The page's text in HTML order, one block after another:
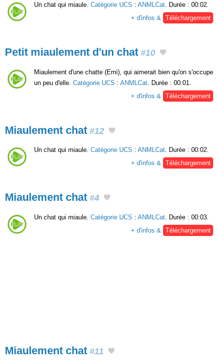
Un chat qui miaule. Catégorie UCS : ANMLCat. Durée : 00:02.
+ d'infos & Téléchargement
Petit miaulement d'un chat #10
Miaulement d'une chatte (Emi), qui aimerait bien qu'on s'occupe
un peu d'elle. Catégorie UCS : ANMLCat . Durée : 00:01.
+ d'infos &
Téléchargement
Miaulement chat #12
Un chat qui miaule. Catégorie UCS : ANMLCat. Durée : 00:02.
+ d'infos & Téléchargement
Miaulement chat #4
Un chat qui miaule. Catégorie UCS : ANMLCat. Durée : 00:03.
+ d'infos & Téléchargement
Miaulement chat #11